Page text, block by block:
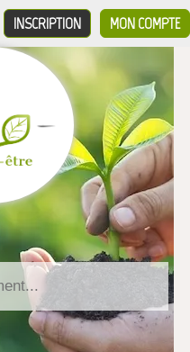
MON COMPTE
INSCRIPTION